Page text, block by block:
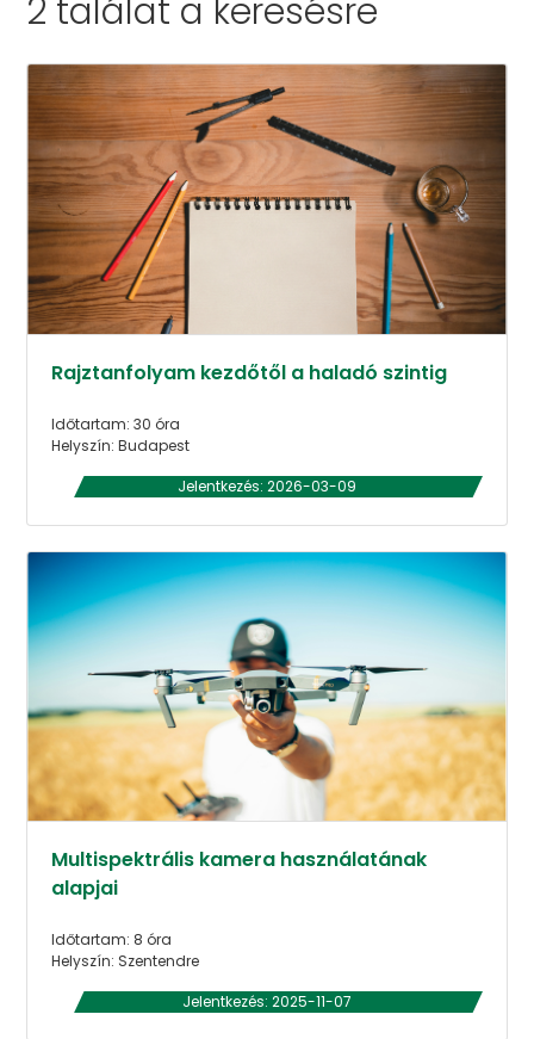
2 találat a keresésre
Rajztanfolyam kezdőtől a haladó szintig
Időtartam: 30 óra
Helyszín: Budapest
Jelentkezés: 2026-03-09
Multispektrális kamera használatának
alapjai
Időtartam: 8 óra
Helyszín: Szentendre
Jelentkezés: 2025-11-07